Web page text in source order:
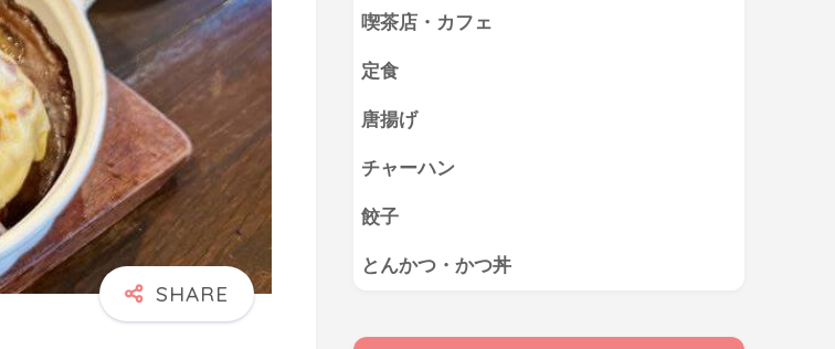
喫茶店・カフェ
定食
唐揚げ
チャーハン
餃子
とんかつ・かつ丼